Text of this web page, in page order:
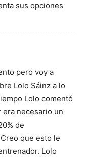
sus opciones
pero voy a
Lolo Sáinz a lo
Lolo comentó
necesario un
de
que esto le
Lolo